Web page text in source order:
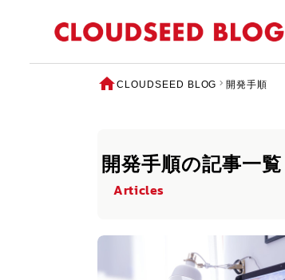
CLOUDSEED BLOG 開発手順
開発手順の記事一覧
Articles